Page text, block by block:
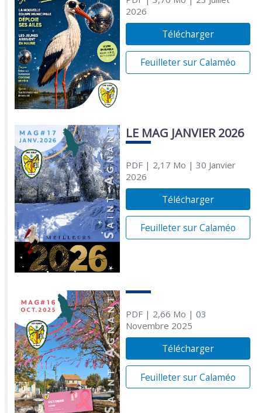
2026
Télécharger
Feuilleter sur Calaméo
LE MAG JANVIER 2026
PDF| 2,17 Mo | 30 Janvier
2026
Télécharger
Feuilleter sur Calaméo
PDF| 2,66 Mo | 03
Novembre 2025
Télécharger
Feuilleter sur Calaméo